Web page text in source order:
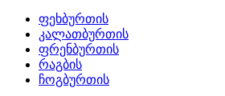
ფეხბურთის
კალათბურთის
ფრენბურთის
რაგბის
ჩოგბურთის